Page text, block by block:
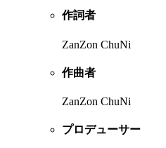
作詞者
ZanZon ChuNi
作曲者
ZanZon ChuNi
プロデューサー